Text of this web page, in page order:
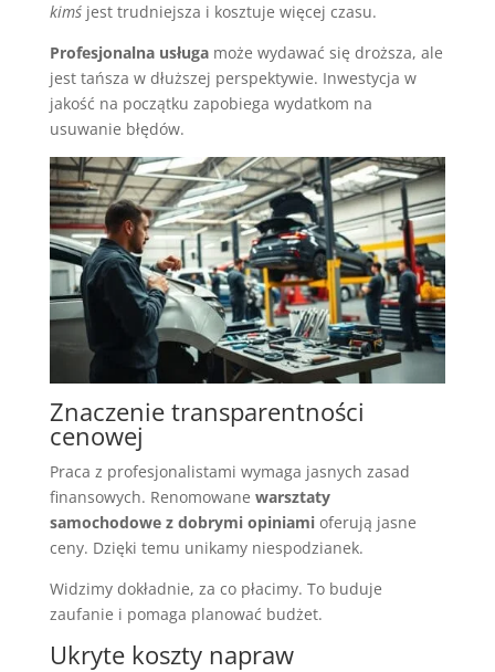
kimśjest trudniejsza i kosztuje więcej czasu.
Profesjonalna usługamoże wydawać się droższa, ale
jest tańsza w dłuższej perspektywie. Inwestycja w
jakość na początku zapobiega wydatkom na
usuwanie błędów.
Znaczenie transparentności
cenowej
Praca z profesjonalistami wymaga jasnych zasad
finansowych. Renomowane warsztaty
samochodowe z dobrymi opiniamioferują jasne
ceny. Dzięki temu unikamy niespodzianek.
Widzimy dokładnie, za co płacimy. To buduje
zaufanie i pomaga planować budżet.
Ukryte koszty napraw